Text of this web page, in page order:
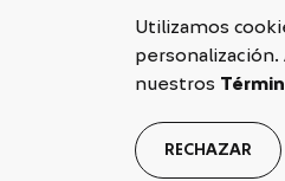
Utilizamos
nuestros
RECHAZAR
2026 © Copyright